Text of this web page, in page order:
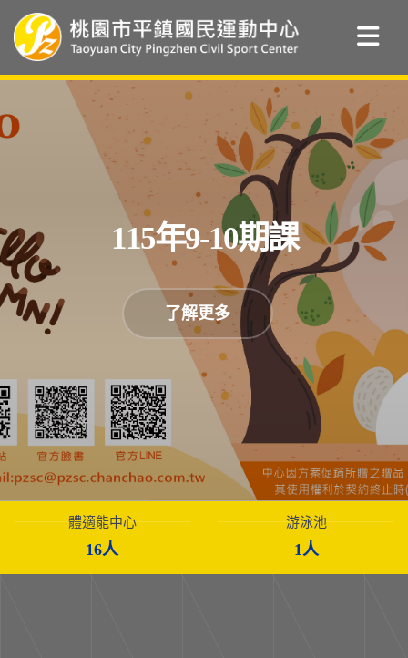
115年9-10期課
了解更多
體適能中心
16人
游泳池
1人